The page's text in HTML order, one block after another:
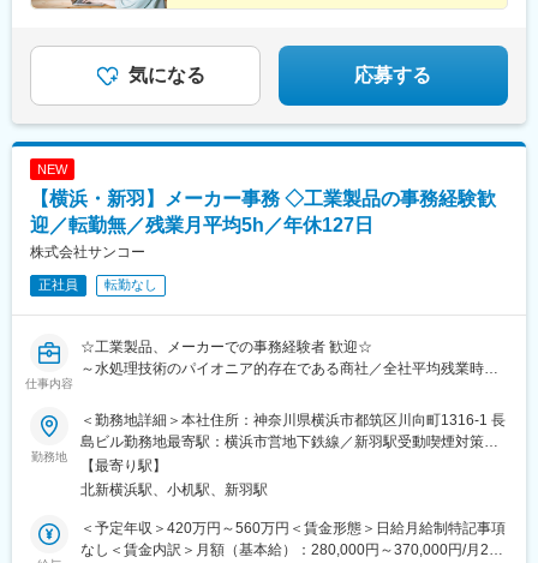
気になる 応募する
NEW
【横浜・新羽】メーカー事務 ◇工業製品の事務経験歓
迎／転勤無／残業月平均5h／年休127日
株式会社サンコー
正社員 転勤なし
仕事内容
☆工業製品、メーカーでの事務経験者 歓迎☆
～水処理技術のパイオニア的存在である商社／全社平均残業時間
を継続してきた安定企業／年休127日・時差出勤制度あり～
■概要
水処理技術の分野において40年以上の歴史を誇る安定企業におけ
る、業務部として国内業務全般を担当いただきます。
縦割りの業務ではないため、社内を横断的にご対応いただけるゼ
ネラリストを求めています。
勤務地
＜勤務地詳細＞本社住所：神奈川県横浜市都筑区川向町1316-1 長
島ビル勤務地最寄駅：横浜市営地下鉄線／新羽駅受動喫煙対策：
敷地内喫煙可能場所あり変更の範囲：会社の定める事業所
【最寄り駅】
北新横浜駅、小机駅、新羽駅
＜予定年収＞420万円～560万円＜賃金形態＞日給月給制特記事項
なし＜賃金内訳＞月額（基本給）：280,000円～370,000円/月20